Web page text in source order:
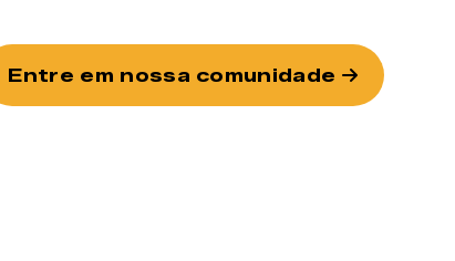
Entre em nossa comunidade